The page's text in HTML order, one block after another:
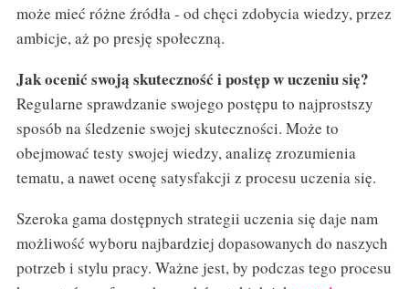
może mieć różne źródła - od chęci zdobycia wiedzy, przez
ambicje, aż po presję społeczną.
Jak ocenić swoją skuteczność i postęp w uczeniu się?
Regularne sprawdzanie swojego postępu to najprostszy
sposób na śledzenie swojej skuteczności. Może to
obejmować testy swojej wiedzy, analizę zrozumienia
tematu, a nawet ocenę satysfakcji z procesu uczenia się.
Szeroka gama dostępnych strategii uczenia się daje nam
możliwość wyboru najbardziej dopasowanych do naszych
potrzeb i stylu pracy. Ważne jest, by podczas tego procesu